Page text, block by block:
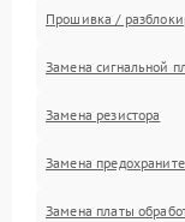
Прошивка /
Замена сигнальной
Замена резистора
Замена
Замена платы